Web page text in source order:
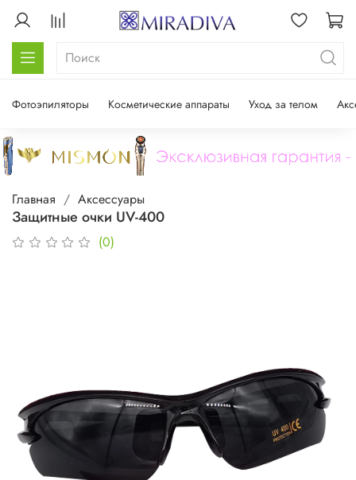
Фотоэпиляторы Косметические аппараты Уход за телом
Главная Аксессуары
Защитные очки UV-400
(0)